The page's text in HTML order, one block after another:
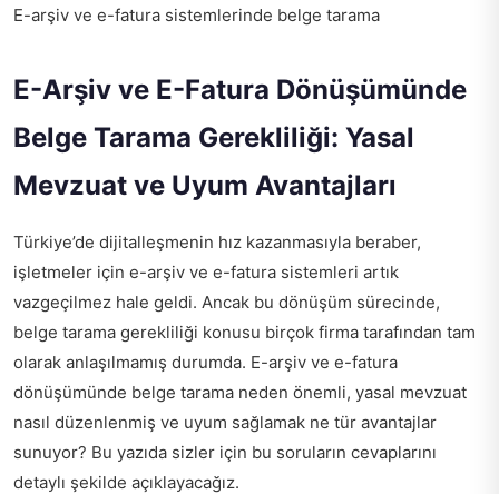
E-arşiv ve e-fatura sistemlerinde belge tarama
E-Arşiv ve E-Fatura Dönüşümünde
Belge Tarama Gerekliliği: Yasal
Mevzuat ve Uyum Avantajları
Türkiye’de dijitalleşmenin hız kazanmasıyla beraber,
işletmeler için e-arşiv ve e-fatura sistemleri artık
vazgeçilmez hale geldi. Ancak bu dönüşüm sürecinde,
belge tarama gerekliliği konusu birçok firma tarafından tam
olarak anlaşılmamış durumda. E-arşiv ve e-fatura
dönüşümünde belge tarama neden önemli, yasal mevzuat
nasıl düzenlenmiş ve uyum sağlamak ne tür avantajlar
sunuyor? Bu yazıda sizler için bu soruların cevaplarını
detaylı şekilde açıklayacağız.